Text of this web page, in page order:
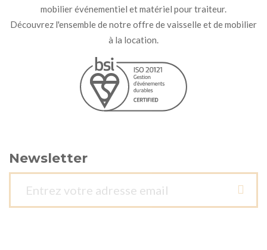
mobilier événementiel et matériel pour traiteur.
Découvrez l'ensemble de notre offre de vaisselle et de mobilier
à la location.
Newsletter